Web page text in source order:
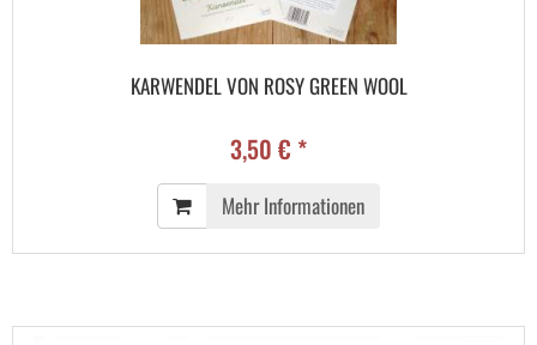
KARWENDEL VON ROSY GREEN WOOL
3,50 € *
Mehr Informationen